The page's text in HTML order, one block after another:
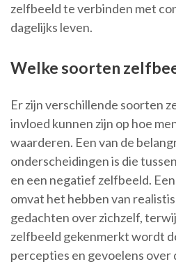
zelfbeeld te verbinden met
dagelijks leven.
Welke soorten
Er zijn verschillende soorten
invloed kunnen zijn op hoe
waarderen. Een van de
onderscheidingen is die
en een negatief zelfbeeld.
omvat het hebben van
gedachten over zichzelf,
zelfbeeld gekenmerkt wordt
percepties en gevoelens